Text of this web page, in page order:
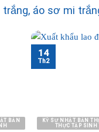
áo sơ mi
BẢN
KỸ SƯ NHẬT BẢN
THỰC TẬP SINH
14
Th2